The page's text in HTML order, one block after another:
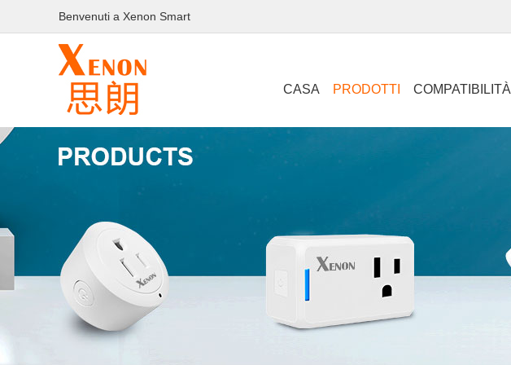
Benvenuti a Xenon Smart
CASA PRODOTTI COMPATIBILITÀ